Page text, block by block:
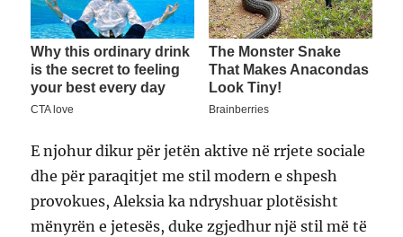
E njohur dikur për jetën aktive në rrjete sociale
dhe për paraqitjet me stil modern e shpesh
provokues, Aleksia ka ndryshuar plotësisht
mënyrën e jetesës, duke zgjedhur një stil më të